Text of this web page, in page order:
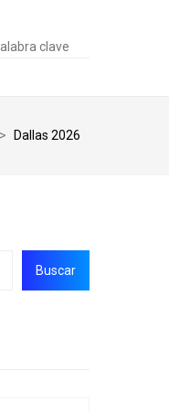
> Dallas 2026
Buscar